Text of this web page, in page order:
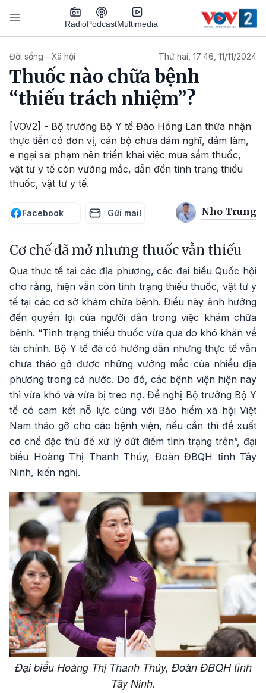
Nhảy đến nội dung
RadioPodcastMultimedia
Đời sống - Xã hội Thứ hai, 17:46, 11/11/2024
Thuốc nào chữa bệnh
“thiếu trách nhiệm”?
[VOV2] - Bộ trưởng Bộ Y tế Đào Hồng Lan thừa nhận
thực tiễn có đơn vị, cán bộ chưa dám nghĩ, dám làm,
e ngại sai phạm nên triển khai việc mua sắm thuốc,
vật tư y tế còn vướng mắc, dẫn đến tình trạng thiếu
thuốc, vật tư y tế.
Facebook Gửi mail Nho Trung
Cơ chế đã mở nhưng thuốc vẫn thiếu
Qua thực tế tại các địa phương, các đại biểu Quốc hội
cho rằng, hiện vẫn còn tình trạng thiếu thuốc, vật tư y
tế tại các cơ sở khám chữa bệnh. Điều này ảnh hưởng
đến quyền lợi của người dân trong việc khám chữa
bệnh. “Tình trạng thiếu thuốc vừa qua do khó khăn về
tài chính. Bộ Y tế đã có hướng dẫn nhưng thực tế vẫn
chưa tháo gỡ được những vướng mắc của nhiều địa
phương trong cả nước. Do đó, các bệnh viện hiện nay
thì vừa khó và vừa bị treo nợ. Đề nghị Bộ trưởng Bộ Y
tế có cam kết nỗ lực cùng với Bảo hiểm xã hội Việt
Nam tháo gỡ cho các bệnh viện, nếu cần thì đề xuất
cơ chế đặc thù để xử lý dứt điểm tình trạng trên”, đại
biểu Hoàng Thị Thanh Thúy, Đoàn ĐBQH tỉnh Tây
Ninh, kiến nghị.
Đại biểu Hoàng Thị Thanh Thúy, Đoàn ĐBQH tỉnh
Tây Ninh.